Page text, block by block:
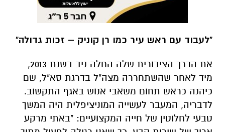
"לעבוד עם ראש עיר כמו רן קוניק – זכות גדולה"
את הדרך הציבורית שלה החלה ניב בשנת 2013,
מיד לאחר שהשתחררה מצה"ל בדרגת סא"ל, שם
כיהנה כראש תחום משאבי אנוש באגף התקשוב.
לדבריה, המעבר לעשייה המוניציפלית היה המשך
טבעי לחלוטין של חייה המקצועיים: "באתי מרקע